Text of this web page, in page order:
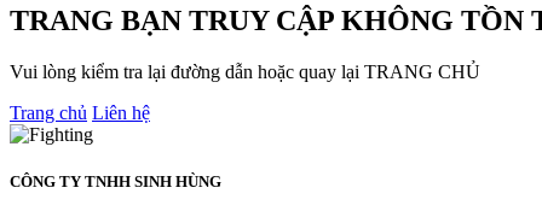
TRANG BẠN TRUY CẬP KHÔNG TỒN
Vui lòng kiểm tra lại đường dẫn hoặc quay lại TRANG CHỦ
Trang chủ Liên hệ
CÔNG TY TNHH SINH HÙNG